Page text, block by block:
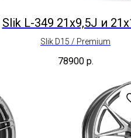
Slik L-349 21x9,5J и
Slik D15 / Premium
78900 р.